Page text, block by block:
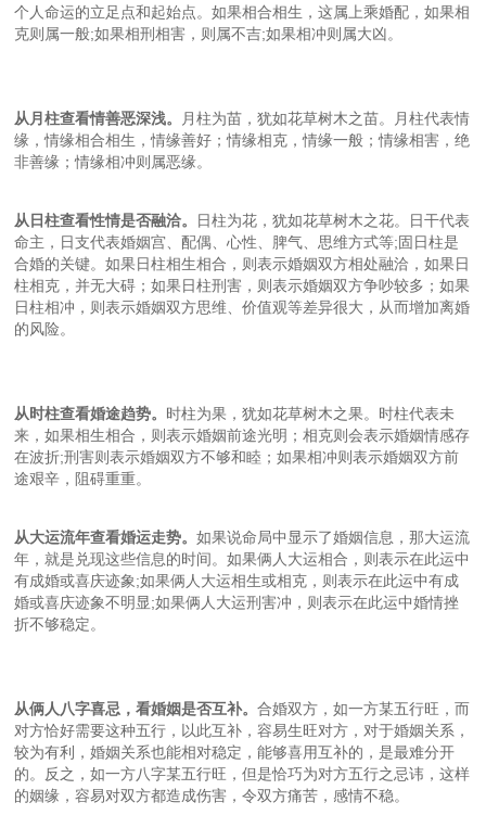
个人命运的立足点和起始点。如果相合相生，这属上乘婚配，如果相
克则属一般;如果相刑相害，则属不吉;如果相冲则属大凶。
从月柱查看情善恶深浅。
月柱为苗，犹如花草树木之苗。月柱代表情
缘，情缘相合相生，情缘善好；情缘相克，情缘一般；情缘相害，绝
非善缘；情缘相冲则属恶缘。
从日柱查看性情是否融洽。 日柱为花，犹如花草树木之花。日干代表
命主，日支代表婚姻宫、配偶、心性、脾气、思维方式等;固日柱是
合婚的关键。如果日柱相生相合，则表示婚姻双方相处融洽，如果日
柱相克，并无大碍；如果日柱刑害，则表示婚姻双方争吵较多；如果
日柱相冲，则表示婚姻双方思维、价值观等差异很大，从而增加离婚
的风险。
从时柱查看婚途趋势。 时柱为果，犹如花草树木之果。时柱代表未
来，如果相生相合，则表示婚姻前途光明；相克则会表示婚姻情感存
在波折;刑害则表示婚姻双方不够和睦；如果相冲则表示婚姻双方前
途艰辛，阻碍重重。
从大运流年查看婚运走势。如果说命局中显示了婚姻信息，那大运流
年，就是兑现这些信息的时间。如果俩人大运相合，则表示在此运中
有成婚或喜庆迹象;如果俩人大运相生或相克，则表示在此运中有成
婚或喜庆迹象不明显;如果俩人大运刑害冲，则表示在此运中婚情挫
折不够稳定。
从俩人八字喜忌，看婚姻是否互补。合婚双方，如一方某五行旺，而
对方恰好需要这种五行，以此互补，容易生旺对方，对于婚姻关系，
较为有利，婚姻关系也能相对稳定，能够喜用互补的，是最难分开
的。反之，如一方八字某五行旺，但是恰巧为对方五行之忌讳，这样
的姻缘，容易对双方都造成伤害，令双方痛苦，感情不稳。